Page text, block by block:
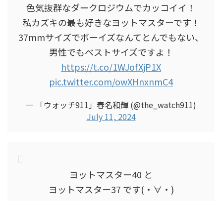
色気抜群なダークロジウムでカッコイイ！
私カズキの最も好きなヨットマスターです！
37mmサイズでボーイズなんてとんでもない、
男性でもベストサイズですよ！
https://t.co/1WJofXjP1X
pic.twitter.com/owXHnxnmC4
— 「ウォッチ911」春名和輝 (@the_watch911)
July 11, 2024
ヨットマスター40 と
ヨットマスター37 です(・∀・)